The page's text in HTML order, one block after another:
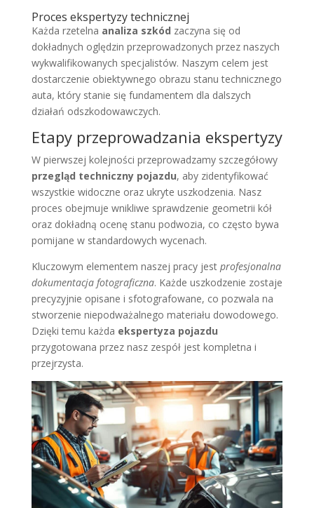
Proces ekspertyzy technicznej
Każda rzetelna analiza szkód zaczyna się od
dokładnych oględzin przeprowadzonych przez naszych
wykwalifikowanych specjalistów. Naszym celem jest
dostarczenie obiektywnego obrazu stanu technicznego
auta, który stanie się fundamentem dla dalszych
działań odszkodowawczych.
Etapy przeprowadzania ekspertyzy
W pierwszej kolejności przeprowadzamy szczegółowy
przegląd techniczny pojazdu, aby zidentyfikować
wszystkie widoczne oraz ukryte uszkodzenia. Nasz
proces obejmuje wnikliwe sprawdzenie geometrii kół
oraz dokładną ocenę stanu podwozia, co często bywa
pomijane w standardowych wycenach.
Kluczowym elementem naszej pracy jest profesjonalna
dokumentacja fotograficzna. Każde uszkodzenie zostaje
precyzyjnie opisane i sfotografowane, co pozwala na
stworzenie niepodważalnego materiału dowodowego.
Dzięki temu każda ekspertyza pojazdu
przygotowana przez nasz zespół jest kompletna i
przejrzysta.